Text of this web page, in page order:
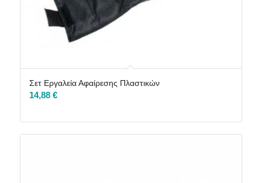
Σετ Εργαλεία Αφαίρεσης Πλαστικών
14,88 €